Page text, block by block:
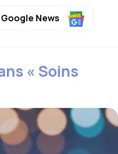
News
« Soins